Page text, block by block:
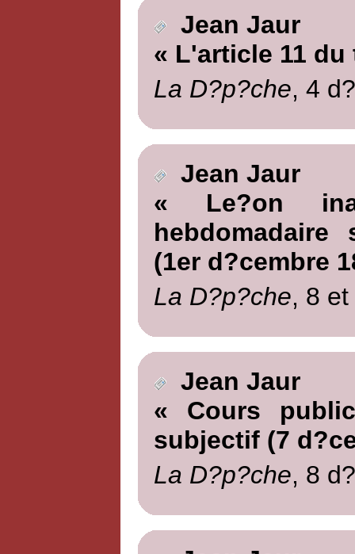
Jean Jaur
« L'article 11
La D?p?che, 4
Jean Jaur
« Le?on
(1er d?cembre
La D?p?che, 8
Jean Jaur
« Cours
subjectif (7
La D?p?che, 8